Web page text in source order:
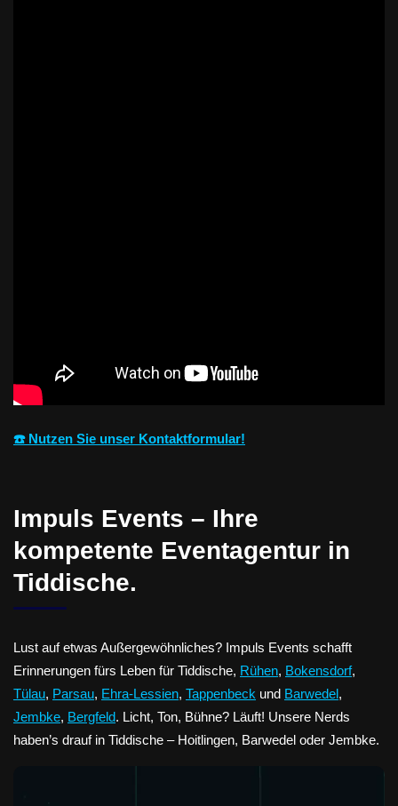
☎️ Nutzen Sie unser Kontaktformular!
Impuls Events – Ihre
kompetente Eventagentur in
Tiddische.
Lust auf etwas Außergewöhnliches? Impuls Events schafft
Erinnerungen fürs Leben für Tiddische, Rühen, Bokensdorf,
Tülau, Parsau, Ehra-Lessien, Tappenbeck und Barwedel,
Jembke, Bergfeld. Licht, Ton, Bühne? Läuft! Unsere Nerds
haben’s drauf in Tiddische – Hoitlingen, Barwedel oder Jembke.